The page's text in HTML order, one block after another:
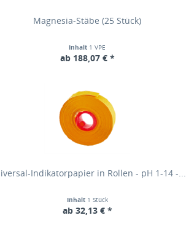
Magnesia-Stäbe (25 Stück)
Inhalt 1 VPE
ab 188,07 € *
Indikatorpapier in Rollen - pH 1-14 -...
Inhalt 1 Stück
ab 32,13 € *